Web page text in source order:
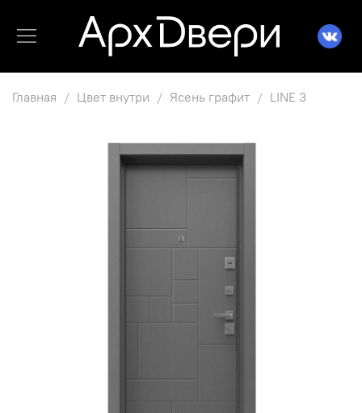
Главная Цвет внутри Ясень графит LINE 3